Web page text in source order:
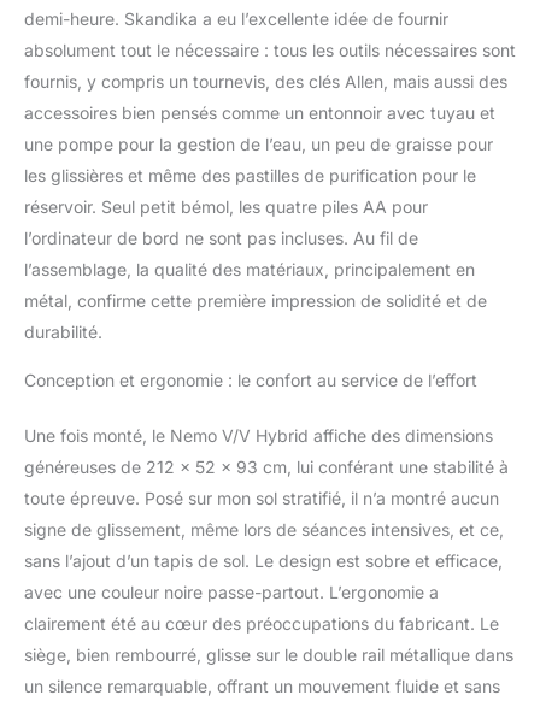
résulte un effort encore
plus important pour
mettre les rames en
mouvement. ✔ APPAREIL
D'ENTRAÎNEMENT
ROBUSTE : le rameur
robuste et au design
élégant offre un rail
résistant et silencieux de
125 cm avec une
longueur de jambe
intérieure maximale de
taille maximale de 200
maximal de 150 kg. ✔
FONCTION DE
RANGEMENT À LA
VERTICALE : pour un
rangement peu
encombrant, des
roulettes de transport
pratiques et une
protection contre le
basculement sont
montées sur le réservoir
demi-heure. Skandika a eu l’excellente idée de fournir
absolument tout le nécessaire : tous les outils nécessaires sont
fournis, y compris un tournevis, des clés Allen, mais aussi des
accessoires bien pensés comme un entonnoir avec tuyau et
une pompe pour la gestion de l’eau, un peu de graisse pour
les glissières et même des pastilles de purification pour le
réservoir. Seul petit bémol, les quatre piles AA pour
l’ordinateur de bord ne sont pas incluses. Au fil de
l’assemblage, la qualité des matériaux, principalement en
métal, confirme cette première impression de solidité et de
durabilité.
Conception et ergonomie : le confort au service de l’effort
Une fois monté, le Nemo V/V Hybrid affiche des dimensions
généreuses de 212 x 52 x 93 cm, lui conférant une stabilité à
toute épreuve. Posé sur mon sol stratifié, il n’a montré aucun
signe de glissement, même lors de séances intensives, et ce,
sans l’ajout d’un tapis de sol. Le design est sobre et efficace,
avec une couleur noire passe-partout. L’ergonomie a
clairement été au cœur des préoccupations du fabricant. Le
siège, bien rembourré, glisse sur le double rail métallique dans
un silence remarquable, offrant un mouvement fluide et sans